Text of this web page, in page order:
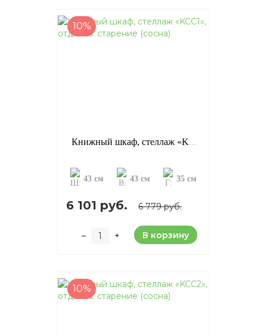
10%
Книжный шкаф, стеллаж «KCC1», отделка: старение (сосна)
43 см 43 см 35 см
6 101 руб. 6 779 руб.
– + В корзину
10%